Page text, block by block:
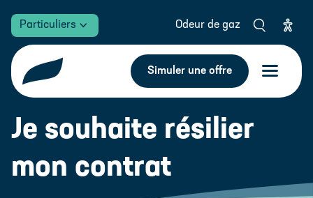
Particuliers Odeur de gaz FR
Gaz naturel
SUDgaz Classic
Simuler une offre
Type d'énergie
Gaz naturel
Électricité
Code postal
Je souhaite résilier
mon contrat